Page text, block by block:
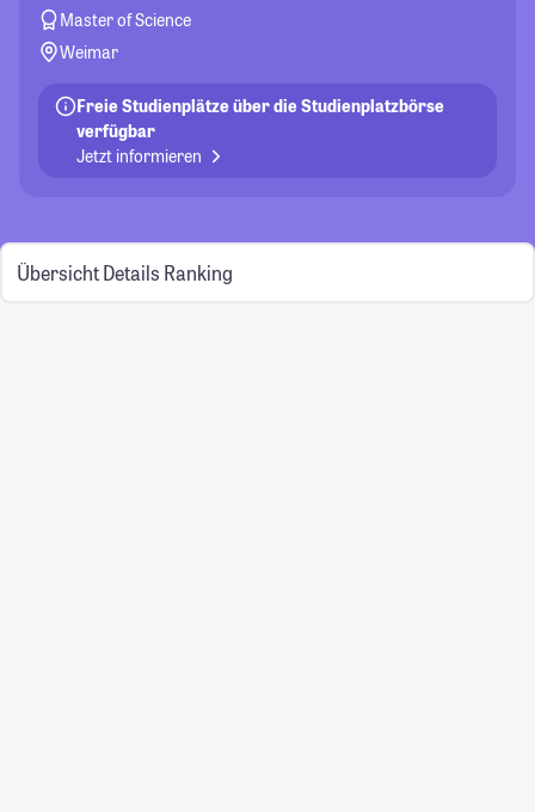
Master of Science
Weimar
Freie Studienplätze über die Studienplatzbörse
verfügbar
Jetzt informieren
Übersicht Details Ranking